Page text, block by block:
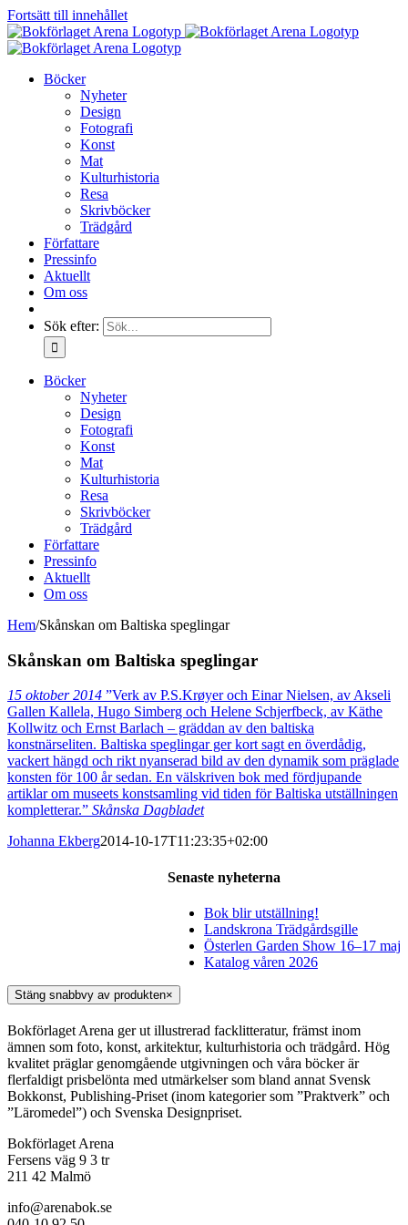
Fortsätt till innehållet
Böcker
Nyheter
Design
Fotografi
Konst
Mat
Kulturhistoria
Resa
Skrivböcker
Trädgård
Författare
Pressinfo
Aktuellt
Om oss
Sök efter:
Böcker
Nyheter
Design
Fotografi
Konst
Mat
Kulturhistoria
Resa
Skrivböcker
Trädgård
Författare
Pressinfo
Aktuellt
Om oss
Hem/Skånskan om Baltiska speglingar
Skånskan om Baltiska speglingar
15 oktober 2014 ”Verk av P.S.Krøyer och Einar Nielsen, av Akseli
Gallen Kallela, Hugo Simberg och Helene Schjerfbeck, av Käthe
Kollwitz och Ernst Barlach – gräddan av den baltiska
konstnärseliten. Baltiska speglingar ger kort sagt en överdådig,
vackert hängd och rikt nyanserad bild av den dynamik som präglade
konsten för 100 år sedan. En välskriven bok med fördjupande
artiklar om museets konstsamling vid tiden för Baltiska utställningen
kompletterar.” Skånska Dagbladet
Johanna Ekberg2014-10-17T11:23:35+02:00
Senaste nyheterna
Bok blir utställning!
Landskrona Trädgårdsgille
Österlen Garden Show 16–17 maj
Katalog våren 2026
Stäng snabbvy av produkten×
Bokförlaget Arena ger ut illustrerad facklitteratur, främst inom
ämnen som foto, konst, arkitektur, kulturhistoria och trädgård. Hög
kvalitet präglar genomgående utgivningen och våra böcker är
flerfaldigt prisbelönta med utmärkelser som bland annat Svensk
Bokkonst, Publishing-Priset (inom kategorier som ”Praktverk” och
”Läromedel”) och Svenska Designpriset.
Bokförlaget Arena
Fersens väg 9 3 tr
211 42 Malmö
info@arenabok.se